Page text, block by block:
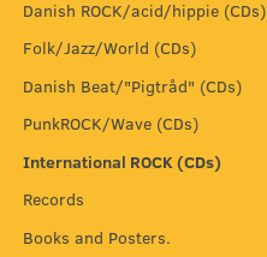
Danish ROCK/acid/hippie (CDs)
Folk/Jazz/World (CDs)
Danish Beat/"Pigtråd" (CDs)
PunkROCK/Wave (CDs)
International ROCK (CDs)
Records
Books and Posters.